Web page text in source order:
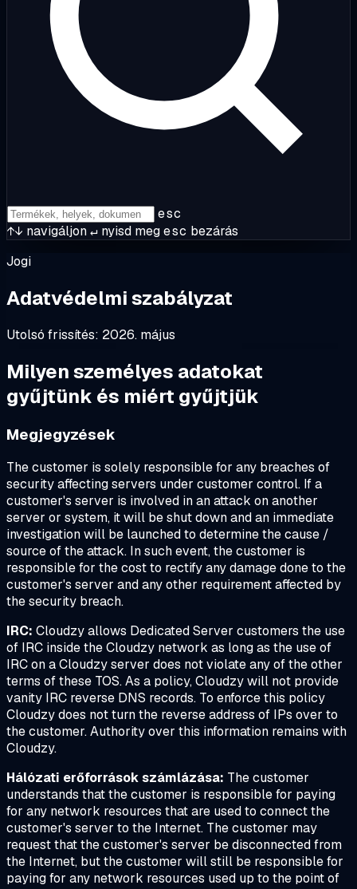
esc
↑↓ navigáljon↵ nyisd megesc bezárás
Jogi
Adatvédelmi szabályzat
Utolsó frissítés: 2026. május
Milyen személyes adatokat
gyűjtünk és miért gyűjtjük
Megjegyzések
The customer is solely responsible for any breaches of
security affecting servers under customer control. If a
customer's server is involved in an attack on another
server or system, it will be shut down and an immediate
investigation will be launched to determine the cause /
source of the attack. In such event, the customer is
responsible for the cost to rectify any damage done to the
customer's server and any other requirement affected by
the security breach.
IRC: Cloudzy allows Dedicated Server customers the use
of IRC inside the Cloudzy network as long as the use of
IRC on a Cloudzy server does not violate any of the other
terms of these TOS. As a policy, Cloudzy will not provide
vanity IRC reverse DNS records. To enforce this policy
Cloudzy does not turn the reverse address of IPs over to
the customer. Authority over this information remains with
Cloudzy.
Hálózati erőforrások számlázása: The customer
understands that the customer is responsible for paying
for any network resources that are used to connect the
customer's server to the Internet. The customer may
request that the customer's server be disconnected from
the Internet, but the customer will still be responsible for
paying for any network resources used up to the point of